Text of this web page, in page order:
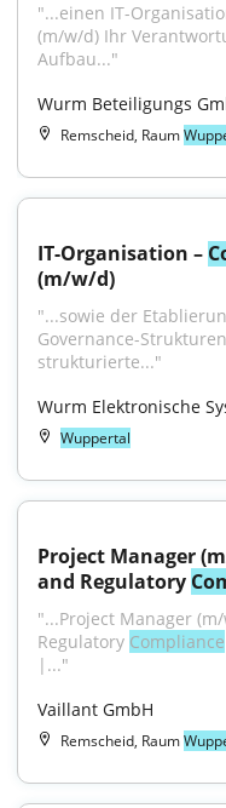
"...einen IT-
(m/w/d) Ihr
Aufbau..."
Wurm Beteiligungs
Remscheid, Raum
IT-Organisation –
(m/w/d)
"...sowie der
Governance-
strukturierte..."
Wurm Elektronische
Wuppertal
Project Manager
and Regulatory
"...Project Manager
Regulatory Compliance
|..."
Vaillant GmbH
Remscheid, Raum